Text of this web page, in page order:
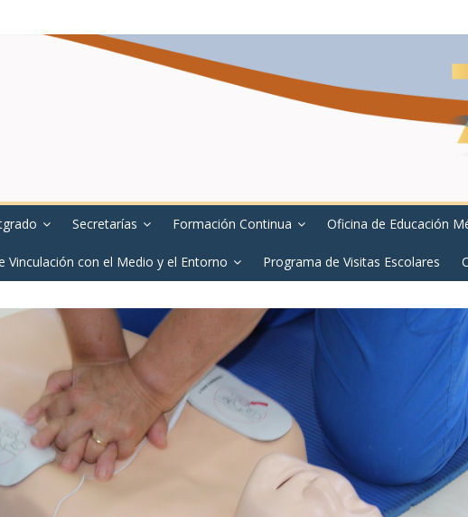
Secretarías Formación Continua Oficina de Educación
Vinculación con el Medio y el Entorno Programa de Visitas Escolares